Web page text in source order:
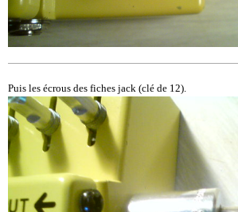
Puis les écrous des fiches jack (clé de 12).